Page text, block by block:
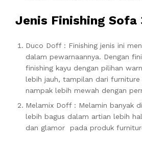
Jenis Finishing Sofa
Duco Doff : Finishing jenis ini
dalam pewarnaannya. Dengan
finishing kayu dengan pilihan
lebih jauh, tampilan dari
nampak lebih mewah dengan
Melamix Doff : Melamin banyak
lebih bagus dalam artian lebih
dan glamor pada produk